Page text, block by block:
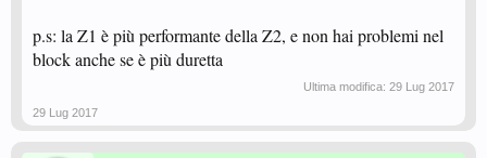
p.s: la Z1 è più performante della Z2, e non hai problemi nel
block anche se è più duretta
Ultima modifica: 29 Lug 2017
29 Lug 2017